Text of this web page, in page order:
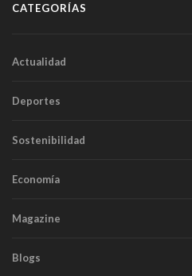
CATEGORÍAS
Actualidad
Deportes
Sostenibilidad
Economía
Magazine
Blogs